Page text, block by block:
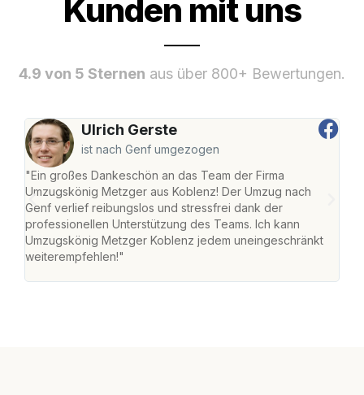
Kunden mit uns
4.9 von 5 Sternen aus über 800+ Bewertungen.
Ulrich Gerste
ist nach Genf umgezogen
"Ein großes Dankeschön an das Team der Firma
Umzugskönig Metzger aus Koblenz! Der Umzug nach
Genf verlief reibungslos und stressfrei dank der
professionellen Unterstützung des Teams. Ich kann
Umzugskönig Metzger Koblenz jedem uneingeschränkt
weiterempfehlen!"